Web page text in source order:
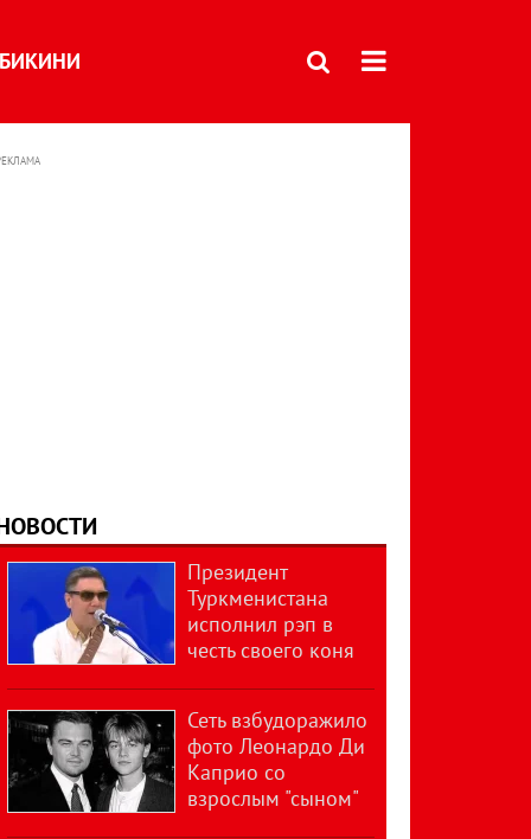
БИКИНИ
Президент
Туркменистана
исполнил рэп в
честь своего коня
Сеть взбудоражило
фото Леонардо Ди
Каприо со
взрослым "сыном"